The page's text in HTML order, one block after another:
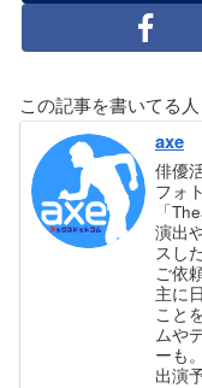
この記事を書いてる人
axe
俳優
フォ
「
演出
スし
ご依
主に
こと
ムや
ーも。
出演